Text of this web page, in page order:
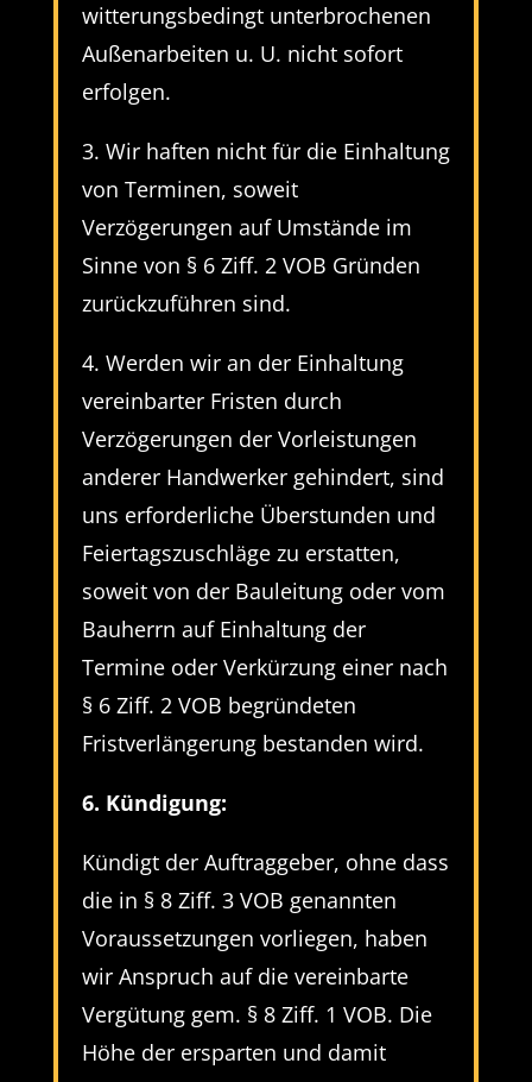
witterungsbedingt unterbrochenen
Außenarbeiten u. U. nicht sofort
erfolgen.
3. Wir haften nicht für die Einhaltung
von Terminen, soweit
Verzögerungen auf Umstände im
Sinne von § 6 Ziff. 2 VOB Gründen
zurückzuführen sind.
4. Werden wir an der Einhaltung
vereinbarter Fristen durch
Verzögerungen der Vorleistungen
anderer Handwerker gehindert, sind
uns erforderliche Überstunden und
Feiertagszuschläge zu erstatten,
soweit von der Bauleitung oder vom
Bauherrn auf Einhaltung der
Termine oder Verkürzung einer nach
§ 6 Ziff. 2 VOB begründeten
Fristverlängerung bestanden wird.
6. Kündigung:
Kündigt der Auftraggeber, ohne dass
die in § 8 Ziff. 3 VOB genannten
Voraussetzungen vorliegen, haben
wir Anspruch auf die vereinbarte
Vergütung gem. § 8 Ziff. 1 VOB. Die
Höhe der ersparten und damit